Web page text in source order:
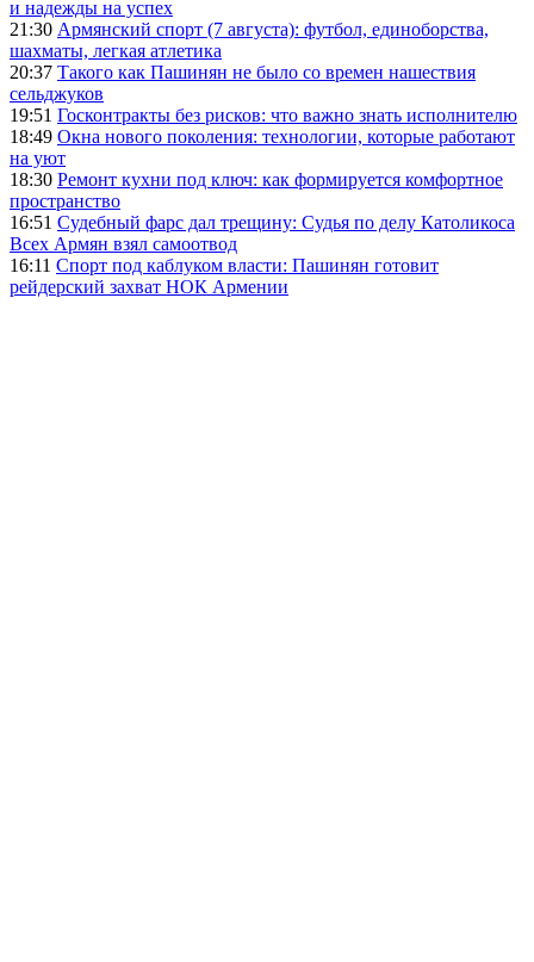
и надежды на успех
21:30 Армянский спорт (7 августа): футбол, единоборства,
шахматы, легкая атлетика
20:37 Такого как Пашинян не было со времен нашествия
сельджуков
19:51 Госконтракты без рисков: что важно знать исполнителю
18:49 Окна нового поколения: технологии, которые работают
на уют
18:30 Ремонт кухни под ключ: как формируется комфортное
пространство
16:51 Судебный фарс дал трещину: Судья по делу Католикоса
Всех Армян взял самоотвод
16:11 Спорт под каблуком власти: Пашинян готовит
рейдерский захват НОК Армении